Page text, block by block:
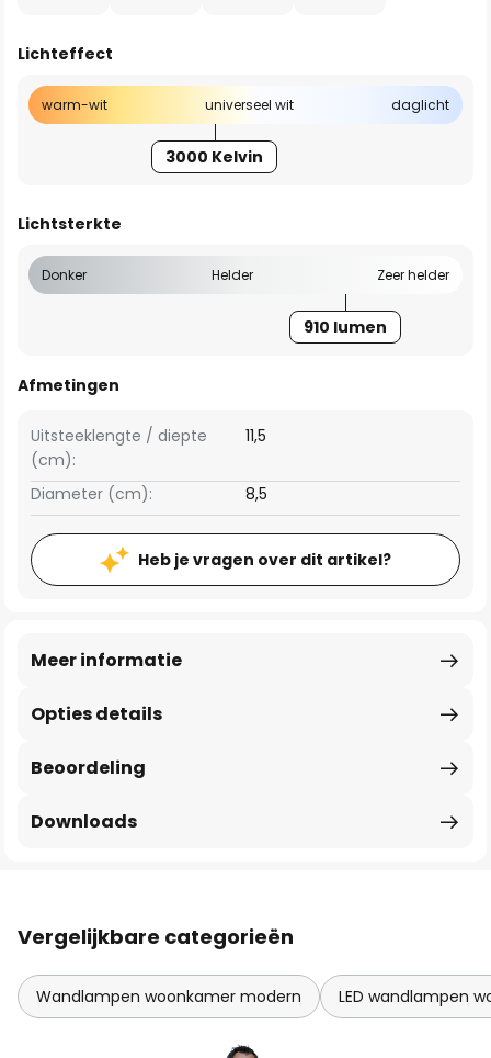
Lichteffect
warm-wit universeel wit daglicht
3000 Kelvin
Lichtsterkte
Donker Helder Zeer helder
910 lumen
Afmetingen
Uitsteeklengte / diepte
(cm):
11,5
Diameter (cm): 8,5
Heb je vragen over dit artikel?
Opties details
Meer informatie
Beoordeling
Downloads
Vergelijkbare categorieën
Wandlampen woonkamer modern LED wandlampen